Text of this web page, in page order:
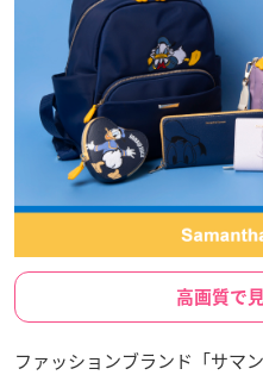
高画質で
ファッションブランド「サマ